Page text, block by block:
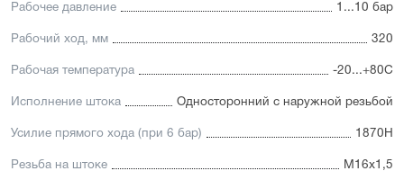
Рабочее давление 1...10 бар
Рабочий ход, мм 320
Рабочая температура -20...+80С
Исполнение штока Односторонний с наружной резьбой
Усилие прямого хода (при 6 бар) 1870Н
Резьба на штоке М16х1,5